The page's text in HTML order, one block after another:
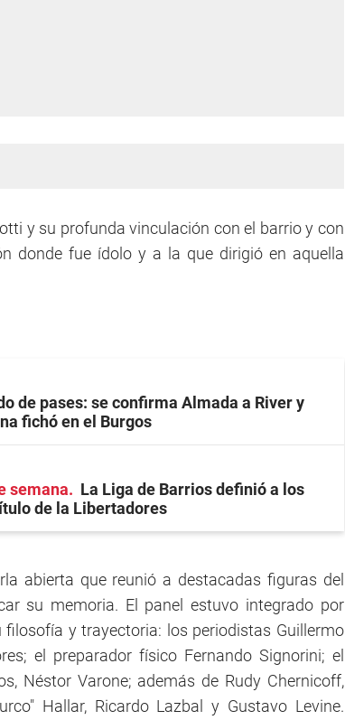
y su profunda vinculación con el barrio y con
donde fue ídolo y a la que dirigió en aquella
de pases: se confirma Almada a River y
fichó en el Burgos
semana
La Liga de Barrios definió a los
de la Libertadores
abierta que reunió a destacadas figuras del
su memoria. El panel estuvo integrado por
y trayectoria: los periodistas Guillermo
el preparador físico Fernando Signorini; el
Néstor Varone; además de Rudy Chernicoff,
Hallar, Ricardo Lazbal y Gustavo Levine.